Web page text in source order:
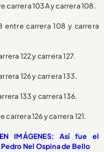
carrera 103A y carrera 108.
entre carrera 108 y carrera
122 y carrera 127.
126 y carrera 133.
133 y carrera 136.
126 y carrera 121.
EN IMÁGENES: Así fue el
Nel Ospina de Bello